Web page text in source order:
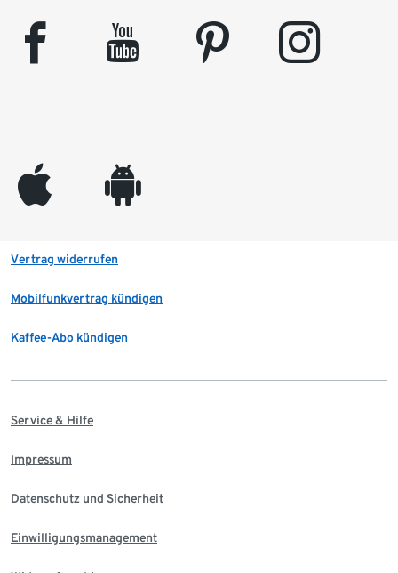
facebook youtube pinterest instagram
appleinc android
Vertrag widerrufen
Mobilfunkvertrag kündigen
Kaffee-Abo kündigen
Service & Hilfe
Impressum
Datenschutz und Sicherheit
Einwilligungsmanagement